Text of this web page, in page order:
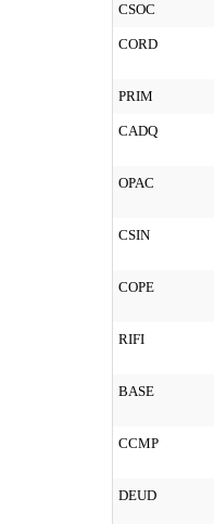
CSOC
CORD
PRIM
CADQ
OPAC
CSIN
COPE
RIFI
BASE
CCMP
DEUD